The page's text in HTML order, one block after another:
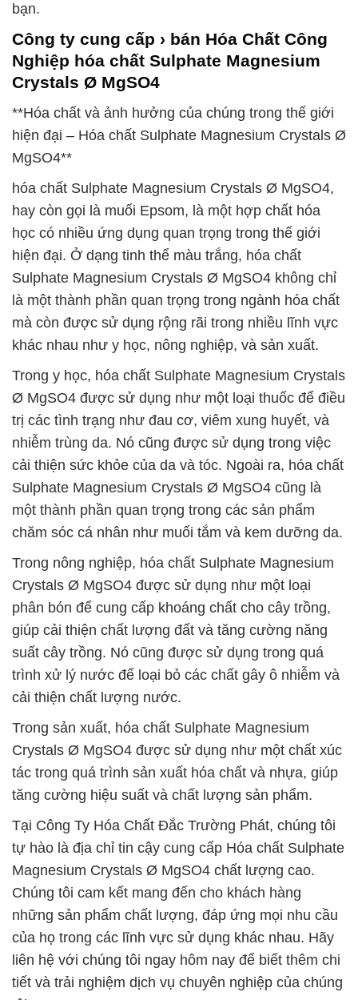
bạn.
Công ty cung cấp › bán Hóa Chất Công
Nghiệp hóa chất Sulphate Magnesium
Crystals Ø MgSO4
**Hóa chất và ảnh hưởng của chúng trong thế giới
hiện đại – Hóa chất Sulphate Magnesium Crystals Ø
MgSO4**
hóa chất Sulphate Magnesium Crystals Ø MgSO4,
hay còn gọi là muối Epsom, là một hợp chất hóa
học có nhiều ứng dụng quan trọng trong thế giới
hiện đại. Ở dạng tinh thể màu trắng, hóa chất
Sulphate Magnesium Crystals Ø MgSO4 không chỉ
là một thành phần quan trọng trong ngành hóa chất
mà còn được sử dụng rộng rãi trong nhiều lĩnh vực
khác nhau như y học, nông nghiệp, và sản xuất.
Trong y học, hóa chất Sulphate Magnesium Crystals
Ø MgSO4 được sử dụng như một loại thuốc để điều
trị các tình trạng như đau cơ, viêm xung huyết, và
nhiễm trùng da. Nó cũng được sử dụng trong việc
cải thiện sức khỏe của da và tóc. Ngoài ra, hóa chất
Sulphate Magnesium Crystals Ø MgSO4 cũng là
một thành phần quan trọng trong các sản phẩm
chăm sóc cá nhân như muối tắm và kem dưỡng da.
Trong nông nghiệp, hóa chất Sulphate Magnesium
Crystals Ø MgSO4 được sử dụng như một loại
phân bón để cung cấp khoáng chất cho cây trồng,
giúp cải thiện chất lượng đất và tăng cường năng
suất cây trồng. Nó cũng được sử dụng trong quá
trình xử lý nước để loại bỏ các chất gây ô nhiễm và
cải thiện chất lượng nước.
Trong sản xuất, hóa chất Sulphate Magnesium
Crystals Ø MgSO4 được sử dụng như một chất xúc
tác trong quá trình sản xuất hóa chất và nhựa, giúp
tăng cường hiệu suất và chất lượng sản phẩm.
Tại Công Ty Hóa Chất Đắc Trường Phát, chúng tôi
tự hào là địa chỉ tin cậy cung cấp Hóa chất Sulphate
Magnesium Crystals Ø MgSO4 chất lượng cao.
Chúng tôi cam kết mang đến cho khách hàng
những sản phẩm chất lượng, đáp ứng mọi nhu cầu
của họ trong các lĩnh vực sử dụng khác nhau. Hãy
liên hệ với chúng tôi ngay hôm nay để biết thêm chi
tiết và trải nghiệm dịch vụ chuyên nghiệp của chúng